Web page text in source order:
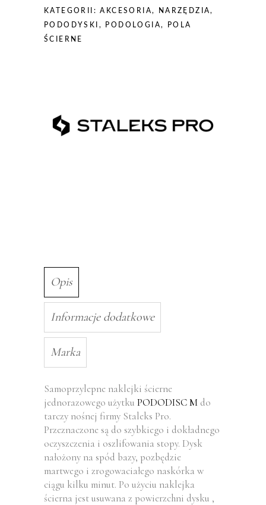
wymiennych
nakładek
do
240W
KATEGORII:AKCESORIA, NARZĘDZIA,
PODODYSKI , PODOLOGIA,
POLA
ŚCIERNE
Opis
Informacje dodatkowe
Marka
Samoprzylepne naklejki ścierne
jednorazowego użytku PODODISC M do
tarczy nośnej firmy Staleks Pro.
Przeznaczone są do szybkiego i dokładnego
oczyszczenia i oszlifowania stopy. Dysk
nałożony na spód bazy, pozbędzie
martwego i zrogowaciałego naskórka w
ciągu kilku minut. Po użyciu naklejka
ścierna jest usuwana z powierzchni dysku ,